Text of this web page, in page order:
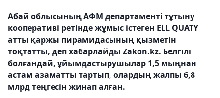
Абай облысының АФМ департаменті тұтыну
кооперативі ретінде жұмыс істеген ELL QUATY
атты қаржы пирамидасының қызметін
тоқтатты, деп хабарлайды Zakon.kz. Белгілі
болғандай, ұйымдастырушылар 1,5 мыңнан
астам азаматты тартып, олардың жалпы 6,8
млрд теңгесін жинап алған.